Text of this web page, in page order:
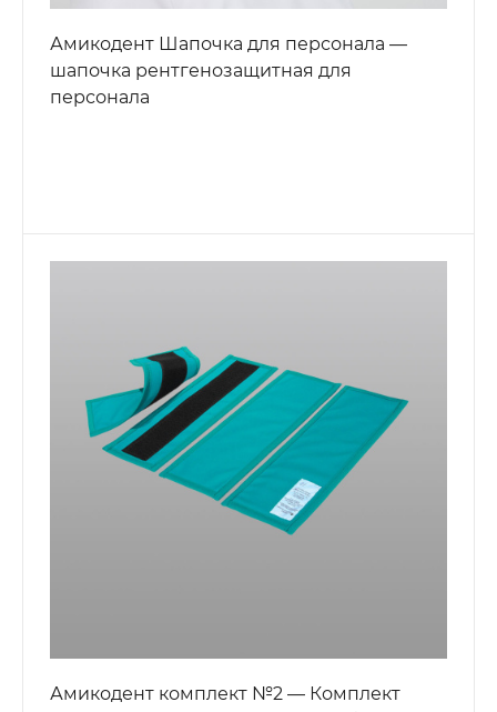
Амикодент Шапочка для персонала —
шапочка рентгенозащитная для
персонала
Амикодент комплект №2 — Комплект